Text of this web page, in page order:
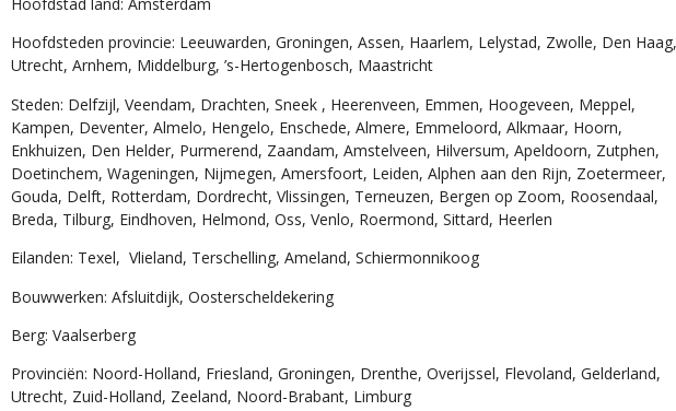
Hoofdsteden provincie: Leeuwarden, Groningen, Assen, Haarlem, Lelystad, Zwolle, Den Haag,
Utrecht, Arnhem, Middelburg, ’s-Hertogenbosch, Maastricht
Steden: Delfzijl, Veendam, Drachten, Sneek , Heerenveen, Emmen, Hoogeveen, Meppel,
Kampen, Deventer, Almelo, Hengelo, Enschede, Almere, Emmeloord, Alkmaar, Hoorn, Enkhuizen,
Den Helder, Purmerend, Zaandam, Amstelveen, Hilversum, Apeldoorn, Zutphen, Doetinchem,
Wageningen, Nijmegen, Amersfoort, Leiden, Alphen aan den Rijn, Zoetermeer, Gouda, Delft,
Rotterdam, Dordrecht, Vlissingen, Terneuzen, Bergen op Zoom, Roosendaal, Breda, Tilburg,
Eindhoven, Helmond, Oss, Venlo, Roermond, Sittard, Heerlen
Eilanden: Texel, Vlieland, Terschelling, Ameland, Schiermonnikoog
Bouwwerken: Afsluitdijk, Oosterscheldekering
Berg: Vaalserberg
Provinciën: Noord-Holland, Friesland, Groningen, Drenthe, Overijssel, Flevoland, Gelderland,
Utrecht, Zuid-Holland, Zeeland, Noord-Brabant, Limburg